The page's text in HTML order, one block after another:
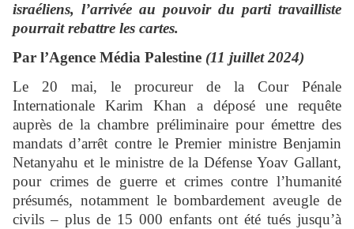
israéliens, l’arrivée au pouvoir du parti travailliste
pourrait rebattre les cartes.
Par l’Agence Média Palestine (11 juillet 2024)
Le 20 mai, le procureur de la Cour Pénale
Internationale Karim Khan a déposé une requête
auprès de la chambre préliminaire pour émettre des
mandats d’arrêt contre le Premier ministre Benjamin
Netanyahu et le ministre de la Défense Yoav Gallant,
pour crimes de guerre et crimes contre l’humanité
présumés, notamment le bombardement aveugle de
civils – plus de 15 000 enfants ont été tués jusqu’à